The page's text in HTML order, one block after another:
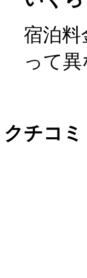
宿泊
って異
クチコミ